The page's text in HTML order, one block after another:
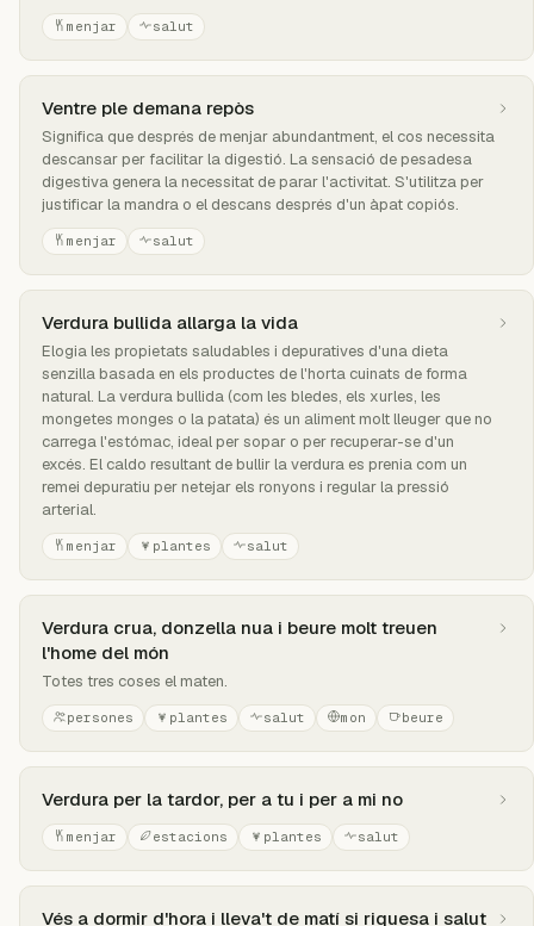
menjar salut
Ventre ple demana repòs
Significa que després de menjar abundantment, el cos necessita
descansar per facilitar la digestió. La sensació de pesadesa
digestiva genera la necessitat de parar l'activitat. S'utilitza per
justificar la mandra o el descans després d'un àpat copiós.
menjar salut
Verdura bullida allarga la vida
Elogia les propietats saludables i depuratives d'una dieta
senzilla basada en els productes de l'horta cuinats de forma
natural. La verdura bullida (com les bledes, els xurles, les
mongetes monges o la patata) és un aliment molt lleuger que no
carrega l'estómac, ideal per sopar o per recuperar-se d'un
excés. El caldo resultant de bullir la verdura es prenia com un
remei depuratiu per netejar els ronyons i regular la pressió
arterial.
menjar plantes salut
Verdura crua, donzella nua i beure molt treuen
l'home del món
Totes tres coses el maten.
persones plantes salut mon beure
Verdura per la tardor, per a tu i per a mi no
menjar estacions plantes salut
Vés a dormir d'hora i lleva't de matí si riquesa i salut